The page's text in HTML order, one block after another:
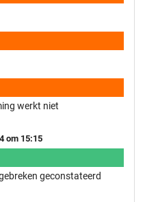
werkt niet
om 15:15
geconstateerd